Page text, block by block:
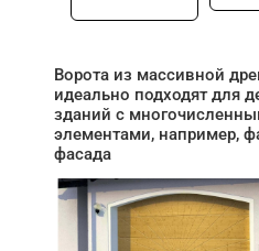
Ворота из массивной
идеально подходят для
зданий с
элементами, например,
фасада